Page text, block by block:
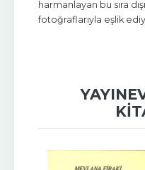
harmanlayan bu sıra
fotoğraflarıyla eşlik